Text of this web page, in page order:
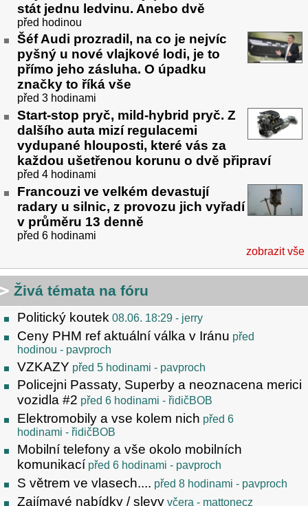
stát jednu ledvinu. Anebo dvě
před hodinou
Šéf Audi prozradil, na co je nejvíc
pyšný u nové vlajkové lodi, je to
přímo jeho zásluha. O úpadku
značky to říká vše
před 3 hodinami
Start-stop pryč, mild-hybrid pryč. Z
dalšího auta mizí regulacemi
vydupané hlouposti, které vás za
každou ušetřenou korunu o dvě připraví
před 4 hodinami
Francouzi ve velkém devastují
radary u silnic, z provozu jich vyřadí
v průměru 13 denně
před 6 hodinami
zobrazit vše
Živá témata na fóru
Politický koutek 08.06. 18:29 - jerry
Ceny PHM ref aktuální válka v Iránu před
hodinou - pavproch
VZKAZY před 5 hodinami - pavproch
Policejni Passaty, Superby a neoznacena merici
vozidla #2 před 6 hodinami - řidičBOB
Elektromobily a vse kolem nich před 6
hodinami - řidičBOB
Mobilní telefony a vše okolo mobilních
komunikací před 6 hodinami - pavproch
S větrem ve vlasech.... před 8 hodinami - pavproch
Zajímavé nabídky / slevy včera - mattonecz